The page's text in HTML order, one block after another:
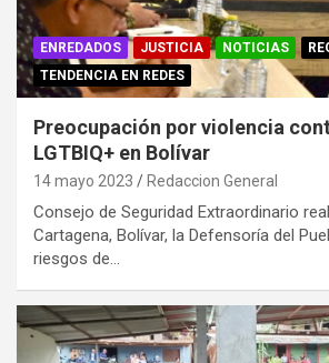
ENREDADOS JUSTICIA NOTICIAS
TENDENCIA EN REDES
Preocupación por violencia
LGTBIQ+ en Bolívar
14 mayo 2023 Redaccion General
Consejo de Seguridad Extraordinario
Cartagena, Bolívar, la Defensoría del
riesgos de…